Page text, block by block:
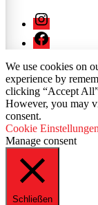
Instagram
Facebook
We use cookies on
experience by
clicking “Accept
However, you may
consent.
Cookie Einstellungen
Manage consent
Schließen